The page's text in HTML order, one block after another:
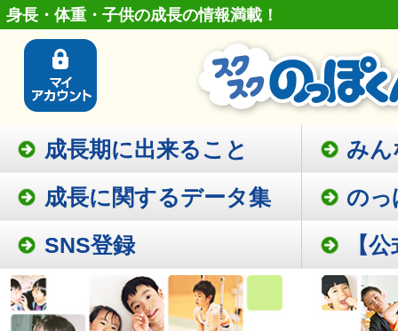
身長・体重・子供の成長の情報満載！
成長期に出来ること
み
成長に関するデータ集
の
SNS登録
【